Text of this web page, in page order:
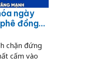
ngày
đồng
chặn đứng
cấm vào